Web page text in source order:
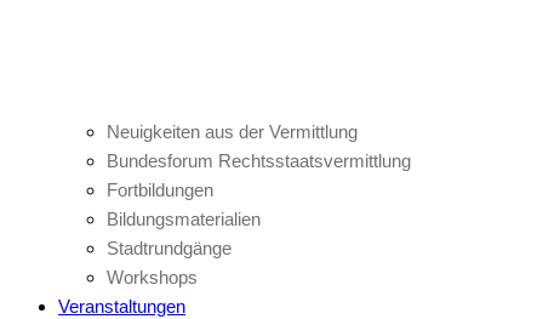
Neuigkeiten aus der Vermittlung
Bundesforum Rechtsstaatsvermittlung
Fortbildungen
Bildungsmaterialien
Stadtrundgänge
Workshops
Veranstaltungen